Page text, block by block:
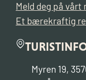
Meld deg på vårt
Et bærekraftig
Myren 19,